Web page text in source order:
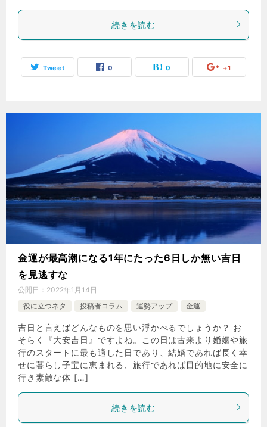
続きを読む
Tweet 0 0 +1
金運が最高潮になる1年にたった6日しか無い吉日
を見逃すな
公開日： 2022年1月14日
役に立つネタ
投稿者コラム 運勢アップ 金運
吉日と言えばどんなものを思い浮かべるでしょうか？ お
そらく『大安吉日』ですよね。この日は古来より婚姻や旅
行のスタートに最も適した日であり、結婚であれば長く幸
せに暮らし子宝に恵まれる、旅行であれば目的地に安全に
行き素敵な体 […]
続きを読む